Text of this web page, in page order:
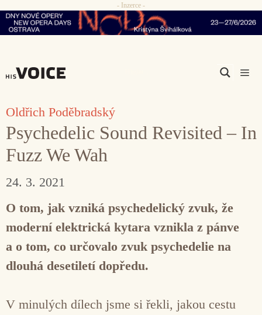
Přeskočit
na
- Inzerce -
Oldřich Poděbradský
Psychedelic Sound Revisited – In
Fuzz We Wah
24. 3. 2021
O tom, jak vzniká psychedelický zvuk, že
moderní elektrická kytara vznikla z pánve
a o tom, co určovalo zvuk psychedelie na
dlouhá desetiletí dopředu.
V minulých dílech jsme si řekli, jakou cestu